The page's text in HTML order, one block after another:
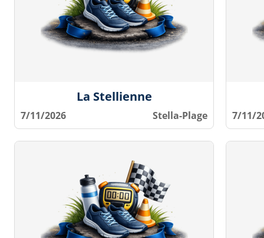
La Stellienne
7/11/2026 Stella-Plage 7/11/